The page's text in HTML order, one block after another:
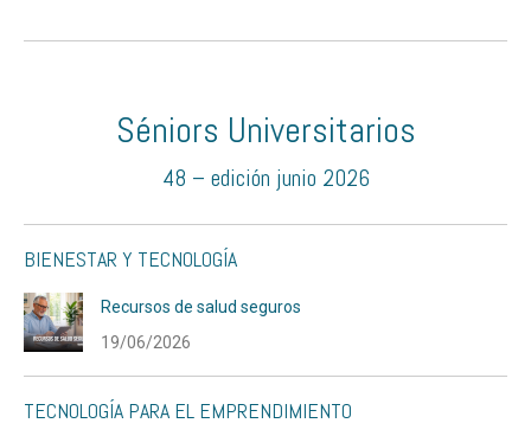
Séniors Universitarios
48 – edición junio 2026
BIENESTAR Y TECNOLOGÍA
Recursos de salud seguros
19/06/2026
TECNOLOGÍA PARA EL EMPRENDIMIENTO